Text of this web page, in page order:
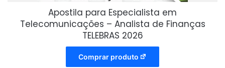
Apostila para Especialista em
Telecomunicações – Analista de Finanças
TELEBRAS 2026
Comprar produto